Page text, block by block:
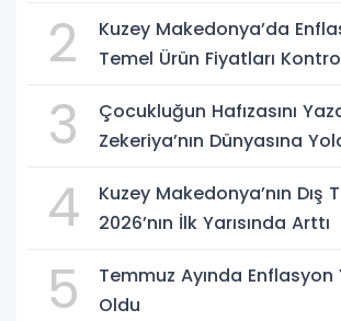
2
Kuzey Makedonya’da
Temel Ürün Fiyatları
3
Çocukluğun Hafızasını
Zekeriya’nın Dünyasına
4
Kuzey Makedonya’nın Dış
2026’nın İlk Yarısında Arttı
5
Temmuz Ayında Enflasyon
Oldu